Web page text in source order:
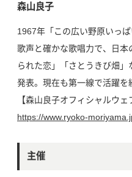
森山良子
1967年「この広い野原いっ
歌声と確かな歌唱力で、日本
られた恋」「さとうきび畑
発表。現在も第一線で活躍を
【森山良子オフィシャルウェ
https://www.ryoko-
主催